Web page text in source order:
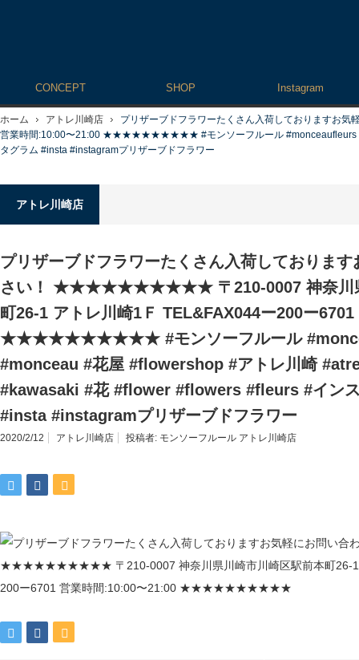
CONCEPT SHOP Instagram
ホーム アトレ川崎店
プリザーブドフラワーたくさん入荷しております️
営業時間:10:00〜21:00 ★★★★★★★★★★ #モンソーフルール #monceaufleurs #モ
タグラム #insta #instagramプリザーブドフラワー
アトレ川崎店
プリザーブドフラワーたくさん入荷しておりま
さい！ ★★★★★★★★★★ 〒210-0007 神奈川県
町26-1 アトレ川崎1Ｆ TEL&FAX044ー200ー
★★★★★★★★★★ #モンソーフルール
#monceau #花屋 #flowershop #アトレ川崎
#kawasaki #花 #flower #flowers #fleurs #イン
#insta #instagramプリザーブドフラワー
2020/2/12 アトレ川崎店 投稿者: モンソーフルール アトレ川崎店